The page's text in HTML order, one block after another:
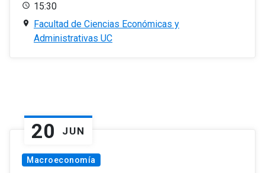
15:30
Facultad de Ciencias Económicas y
Administrativas UC
20 JUN
Macroeconomía